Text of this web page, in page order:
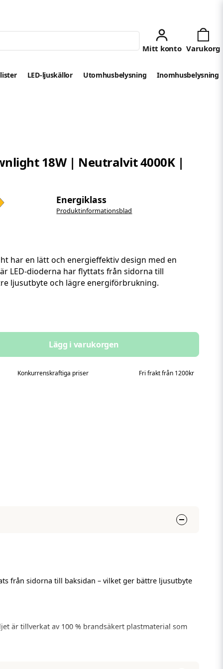
LED-ljuskällor Utomhusbelysning Inomhusbelysning
18W | Neutralvit 4000K |
Energiklass
Produktinformationsblad
har en lätt och energieffektiv design med en
LED-dioderna har flyttats från sidorna till
ljusutbyte och lägre energiförbrukning.
Lägg i varukorgen
Konkurrenskraftiga priser Fri frakt från 1200kr
från sidorna till baksidan – vilket ger bättre ljusutbyte
är tillverkat av 100 % brandsäkert plastmaterial som